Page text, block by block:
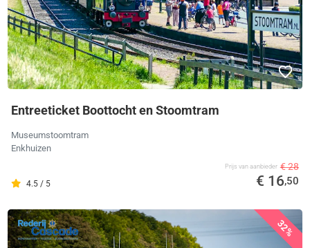
Entreeticket Boottocht en Stoomtram
Museumstoomtram
Enkhuizen
4.5 / 5
Prijs van aanbieder € 28
€ 16,50
32%